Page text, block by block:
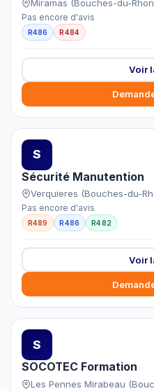
Miramas (Bouches-du-
Pas encore d'avis
R486 R484
Voir
S
Sécurité Manutention
Verquieres (Bouches-du-
Pas encore d'avis
R489 R486 R482
Voir
S
SOCOTEC Formation
Les Pennes Mirabeau